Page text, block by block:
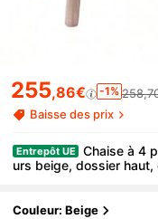
255,86€ -1%
Baisse des prix
Entrepôt UE
Chaise à 4
urs beige, dossier
Couleur: Beige